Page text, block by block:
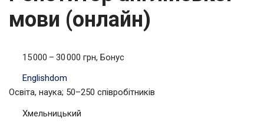
мови (онлайн)
15 000 – 30 000 грн, Бонус
Englishdom
Освіта, наука; 50–250 співробітників
Хмельницький